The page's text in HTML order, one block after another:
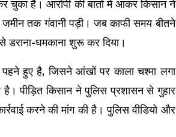
चुका है। आरोपी की बातों में आकर किसान ने
तक गंवानी पड़ी। जब काफी समय बीतने
डराना-धमकाना शुरू कर दिया।
पहने हुए है, जिसने आंखों पर काला चश्मा लगा
पीड़ित किसान ने पुलिस प्रशासन से गुहार
करने की मांग की है। पुलिस वीडियो और